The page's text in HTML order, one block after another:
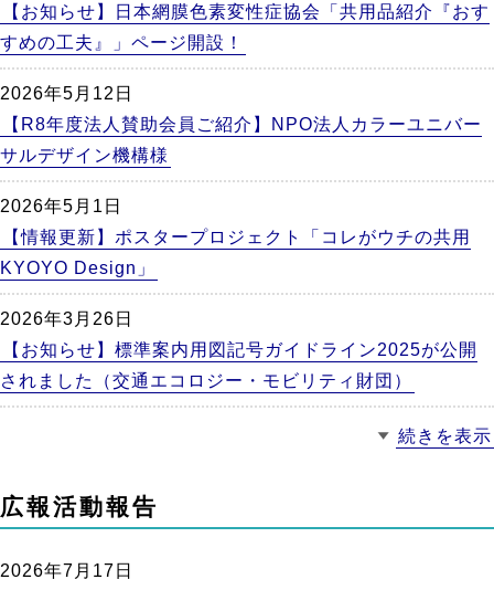
【お知らせ】日本網膜色素変性症協会「共用品紹介『おす
すめの工夫』」ページ開設！
2026年5月12日
【R8年度法人賛助会員ご紹介】NPO法人カラーユニバー
サルデザイン機構様
2026年5月1日
【情報更新】ポスタープロジェクト「コレがウチの共用
KYOYO Design」
2026年3月26日
【お知らせ】標準案内用図記号ガイドライン2025が公開
されました（交通エコロジー・モビリティ財団）
続きを表示
広報活動報告
2026年7月17日